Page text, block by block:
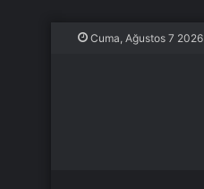
Cuma, Ağustos 7 2026